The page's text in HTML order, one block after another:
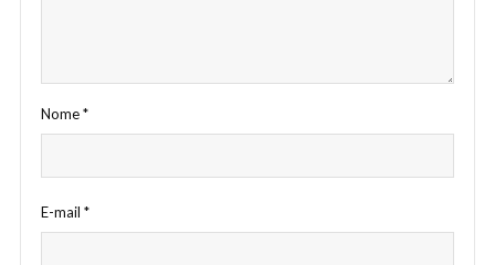
Nome*
E-mail *